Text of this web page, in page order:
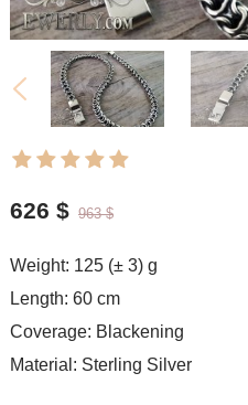
626 $ 963 $
Weight: 125 (± 3) g
Length: 60 cm
Coverage: Blackening
Material: Sterling Silver